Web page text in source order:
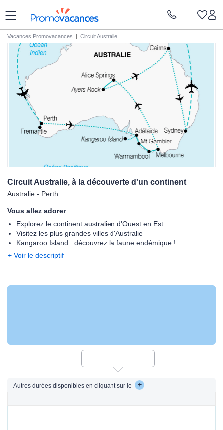
Vacances Promovacances | Circuit Australie
Circuit Australie, à la découverte d'un continent
Australie - Perth
Vous allez adorer
Explorez le continent australien d'Ouest en Est
Visitez les plus grandes villes d'Australie
Kangaroo Island : découvrez la faune endémique !
+ Voir le descriptif
Autres durées disponibles en cliquant sur le +